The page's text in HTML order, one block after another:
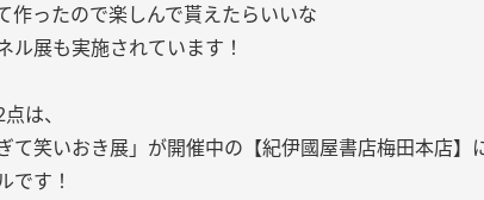
作ったので楽しんで貰えたらいいな
ル展も実施されています！
は、
て笑いおき展」が開催中の【紀伊國屋書店梅田本店】
です！